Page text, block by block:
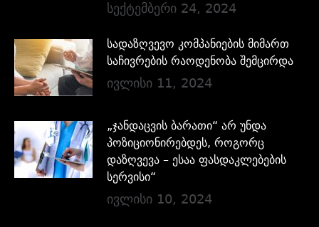
სექტემბერი 24, 2024
სადაზღვევო კომპანიების მიმართ
საჩივრების რაოდენობა შემცირდა
ივლისი 11, 2024
„ჯანდაცვის ბარათი“ არ უნდა
პოზიციონირებდეს, როგორც
დაზღვევა – ესაა ფასდაკლებების
სერვისი“
ივლისი 10, 2024